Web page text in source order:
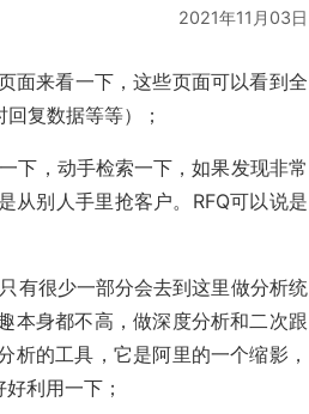
2021年11月03日
面来看一下，这些页面可以看到全
复数据等等）；
下，动手检索一下，如果发现非常
从别人手里抢客户。RFQ可以说是
有很少一部分会去到这里做分析统
本身都不高，做深度分析和二次跟
析的工具，它是阿里的一个缩影，
利用一下；